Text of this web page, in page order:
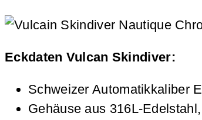
Eckdaten Vulcan Skindiver:
Schweizer Automatikkaliber
Gehäuse aus 316L-